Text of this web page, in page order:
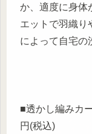
か、適度に身体
エットで羽織り
によって自宅の
■透かし編みカ
円(税込)